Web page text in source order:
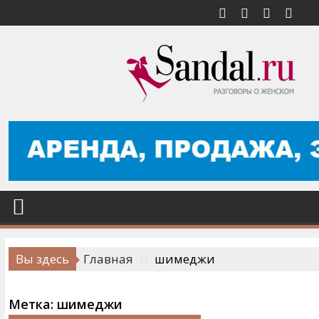
к
Вы здесь Главная шимеджи
Метка: шимеджи